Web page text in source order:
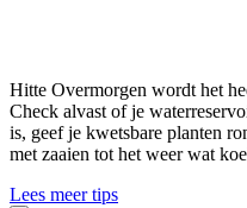
Hitte Overmorgen wordt het
Check alvast of je
is, geef je kwetsbare planten
met zaaien tot het weer wat
Lees meer tips